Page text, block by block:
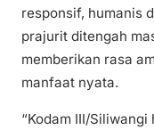
responsif, humanis
prajurit ditengah
memberikan rasa
manfaat nyata.
“Kodam III/